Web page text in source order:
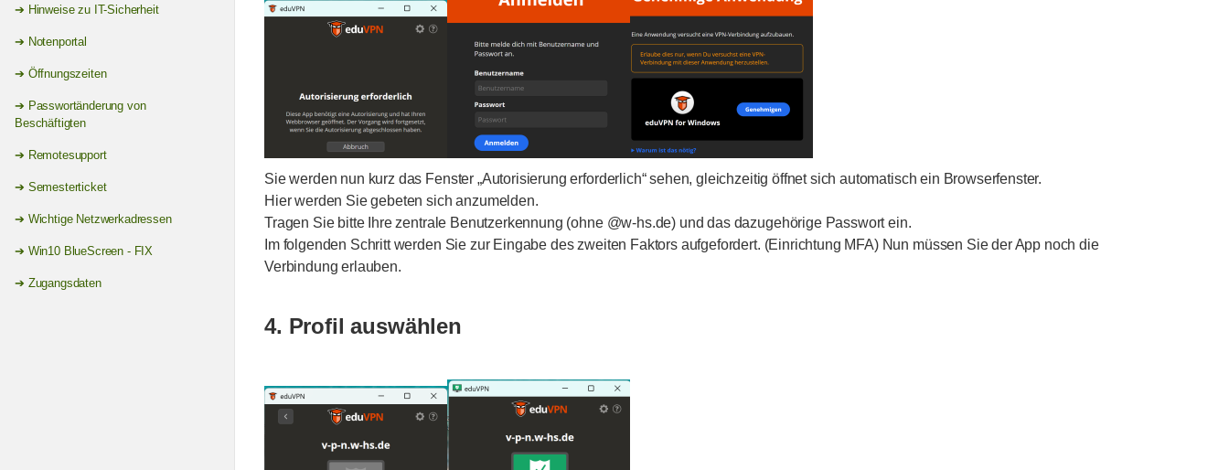
Hinweise zu IT-Sicherheit
Notenportal
Öffnungszeiten
Passwortänderung von
Beschäftigten
Remotesupport
Semesterticket
Wichtige Netzwerkadressen
Win10 BlueScreen - FIX
Zugangsdaten
Sie werden nun kurz das Fenster „Autorisierung erforderlich“ sehen, gleichzeitig öffnet sich automatisch ein Browserfenster.
Hier werden Sie gebeten sich anzumelden.
Tragen Sie bitte Ihre zentrale Benutzerkennung (ohne @w-hs.de) und das dazugehörige Passwort ein.
Im folgenden Schritt werden Sie zur Eingabe des zweiten Faktors aufgefordert. (Einrichtung MFA) Nun müssen Sie der App noch die
Verbindung erlauben.
4. Profil auswählen